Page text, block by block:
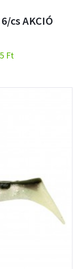
cs AKCIÓ
Ft